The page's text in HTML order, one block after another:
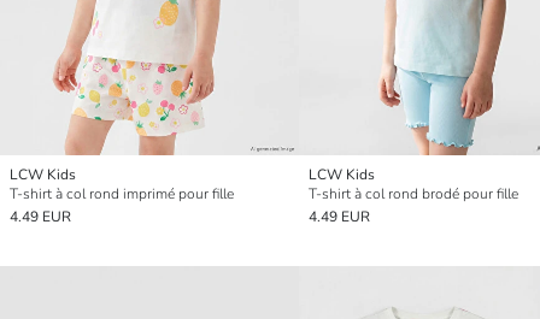
LCW Kids
T-shirt à col rond imprimé pour fille
4.49 EUR
LCW Kids
T-shirt à col rond brodé pour fille
4.49 EUR